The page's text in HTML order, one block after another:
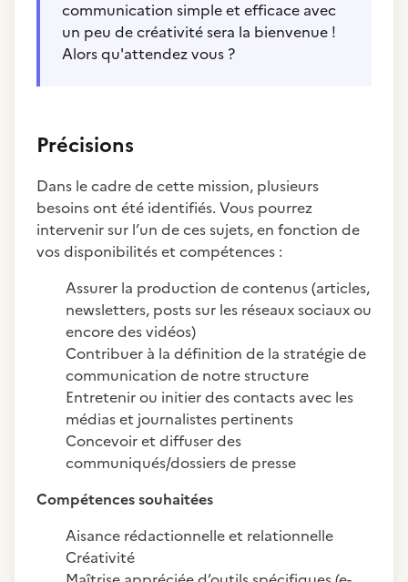
communication simple et efficace avec
un peu de créativité sera la bienvenue !
Alors qu'attendez vous ?
Précisions
Dans le cadre de cette mission, plusieurs
besoins ont été identifiés. Vous pourrez
intervenir sur l’un de ces sujets, en fonction de
vos disponibilités et compétences :
Assurer la production de contenus (articles,
newsletters, posts sur les réseaux sociaux ou
encore des vidéos)
Contribuer à la définition de la stratégie de
communication de notre structure
Entretenir ou initier des contacts avec les
médias et journalistes pertinents
Concevoir et diffuser des
communiqués/dossiers de presse
Compétences souhaitées
Aisance rédactionnelle et relationnelle
Créativité